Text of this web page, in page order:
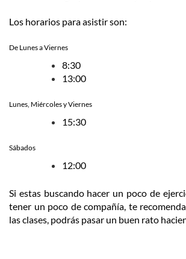
Los horarios para asistir son:
De Lunes a Viernes
8:30
13:00
Lunes, Miércoles y Viernes
15:30
Sábados
12:00
Si estas buscando hacer un poco de
tener un poco de compañía, te
las clases, podrás pasar un buen rato